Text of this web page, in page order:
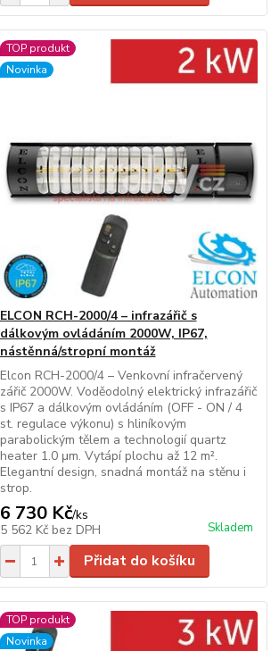
TOP produkt
Novinka
ELCON RCH-2000/4 – infrazářič s
dálkovým ovládáním 2000W, IP67,
nástěnná/stropní montáž
Elcon RCH-2000/4 – Venkovní infračervený
zářič 2000W. Voděodolný elektrický infrazářič
s IP67 a dálkovým ovládáním (OFF - ON / 4
st. regulace výkonu) s hliníkovým
parabolickým tělem a technologií quartz
heater 1.0 μm. Vytápí plochu až 12 m².
Elegantní design, snadná montáž na stěnu i
strop.
6 730 Kč/ks
5 562 Kč bez DPH Skladem
Přidat do košíku
TOP produkt
Novinka